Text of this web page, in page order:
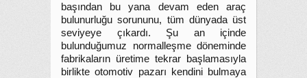
başından bu yana devam eden araç
bulunurluğu sorununu, tüm dünyada üst
seviyeye çıkardı. Şu an içinde
bulunduğumuz normalleşme döneminde
fabrikaların üretime tekrar başlamasıyla
birlikte otomotiv pazarı kendini bulmaya